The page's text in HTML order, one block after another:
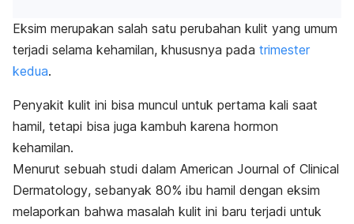
Eksim merupakan salah satu perubahan kulit yang umum
terjadi selama kehamilan, khususnya pada trimester
kedua.
Penyakit kulit ini bisa muncul untuk pertama kali saat
hamil, tetapi bisa juga kambuh karena hormon
kehamilan.
Menurut sebuah studi dalam American Journal of Clinical
Dermatology, sebanyak 80% ibu hamil dengan eksim
melaporkan bahwa masalah kulit ini baru terjadi untuk